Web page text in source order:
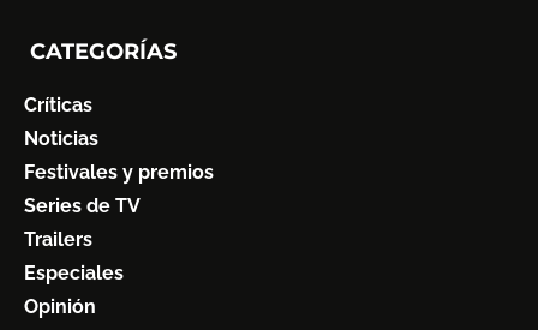
CATEGORÍAS
Críticas
Noticias
Festivales y premios
Series de TV
Trailers
Especiales
Opinión